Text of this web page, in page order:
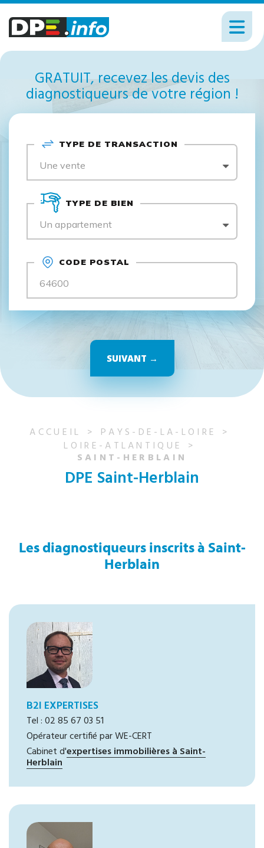
GRATUIT, recevez les devis des
diagnostiqueurs de votre région !
TYPE DE TRANSACTION
Une vente
TYPE DE BIEN
Un appartement
CODE POSTAL
SUIVANT →
ACCUEIL
PAYS-DE-LA-LOIRE
LOIRE-ATLANTIQUE
SAINT-HERBLAIN
DPE Saint-Herblain
Les diagnostiqueurs inscrits à Saint-
Herblain
B2I EXPERTISES
Tel : 02 85 67 03 51
Opérateur certifié par WE-CERT
Cabinet d'expertises immobilières à Saint-
Herblain